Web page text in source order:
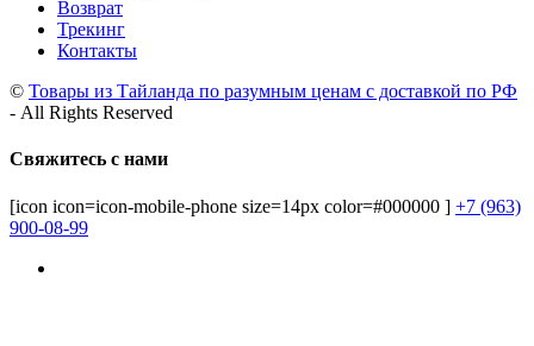
Возврат
Трекинг
Контакты
© Товары из Тайланда по разумным ценам с доставкой по РФ
- All Rights Reserved
Свяжитесь с нами
[icon icon=icon-mobile-phone size=14px color=#000000 ] +7 (963)
900-08-99